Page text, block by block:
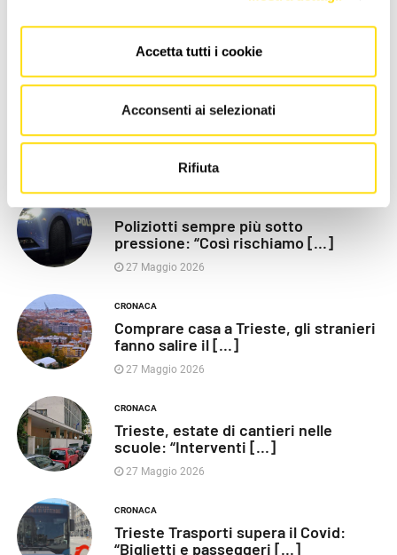
Accetta tutti i cookie
Acconsenti ai selezionati
Rifiuta
chiusa”, Vaccarezza [...]
27 Maggio 2026
Poliziotti sempre più sotto
pressione: “Così rischiamo [...]
27 Maggio 2026
CRONACA
Comprare casa a Trieste, gli stranieri
fanno salire il [...]
27 Maggio 2026
CRONACA
Trieste, estate di cantieri nelle
scuole: “Interventi [...]
27 Maggio 2026
CRONACA
Trieste Trasporti supera il Covid:
“Biglietti e passeggeri [...]